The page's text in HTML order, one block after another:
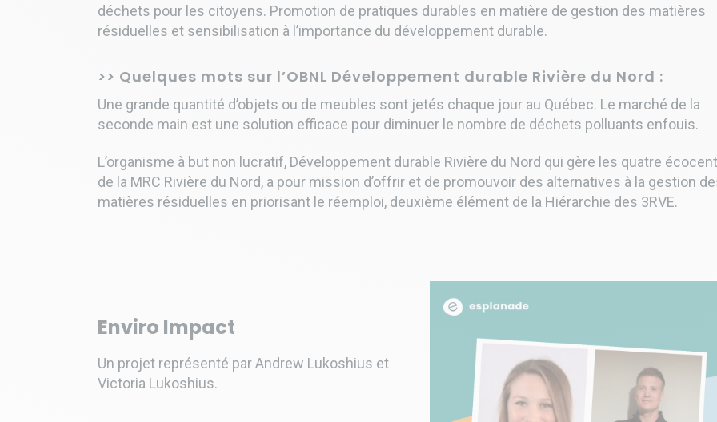
déchets pour les citoyens. Promotion de pratiques durables en matière de gestion des matières
résiduelles et sensibilisation à l’importance du développement durable.
>> Quelques mots sur l’OBNL Développement durable Rivière du Nord :
Une grande quantité d’objets ou de meubles sont jetés chaque jour au Québec. Le marché de la
seconde main est une solution efficace pour diminuer le nombre de déchets polluants enfouis.
L’organisme à but non lucratif, Développement durable Rivière du Nord qui gère les quatre
de la MRC Rivière du Nord, a pour mission d’offrir et de promouvoir des alternatives à la gestion
matières résiduelles en priorisant le réemploi, deuxième élément de la Hiérarchie des 3RVE.
Enviro Impact
Un projet représenté par Andrew Lukoshius et
Victoria Lukoshius.